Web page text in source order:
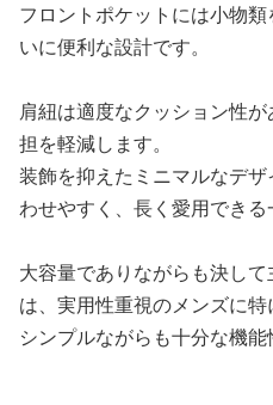
フロントポケットには小物
いに便利な設計です。
肩紐は適度なクッション性
担を軽減します。
装飾を抑えたミニマルなデ
わせやすく、長く愛用できる
大容量でありながらも決し
は、実用性重視のメンズに特
シンプルながらも十分な機能